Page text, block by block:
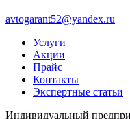
avtogarant52@yandex.ru
Услуги
Акции
Прайс
Контакты
Экспертные статьи
Индивидуальный